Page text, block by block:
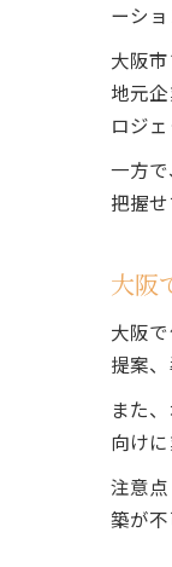
ーシ
大阪
地元
ロジ
一方
把握
大阪
大阪
提案
また
向け
注意
築が